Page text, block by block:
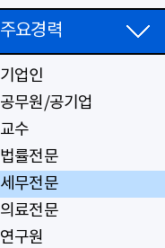
주요경력
기업인
공무원/공기업
교수
법률전문
세무전문
의료전문
연구원